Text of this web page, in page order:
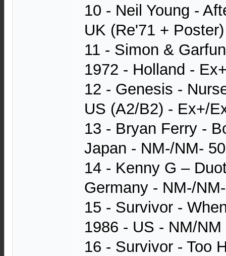
10 - Neil Young -
UK (Re'71 +
11 - Simon &
1972 - Holland -
12 - Genesis -
US (A2/B2) - Ex+/
13 - Bryan Ferry -
Japan - NM-/NM-
14 - Kenny G –
Germany - NM-/
15 - Survivor -
1986 - US - NM/NM
16 - Survivor - Too